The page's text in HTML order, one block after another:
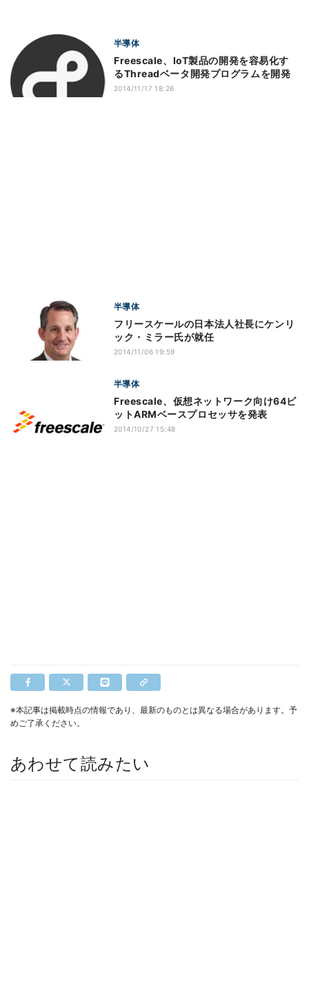
半導体
Freescale、IoT製品の開発を容易化す
るThreadベータ開発プログラムを開発
2014/11/17 18:26
半導体
フリースケールの日本法人社長にケンリ
ック・ミラー氏が就任
2014/11/06 19:59
半導体
Freescale、仮想ネットワーク向け64ビ
ットARMベースプロセッサを発表
2014/10/27 15:48
※本記事は掲載時点の情報であり、最新のものとは異なる場合があります。予
めご了承ください。
あわせて読みたい